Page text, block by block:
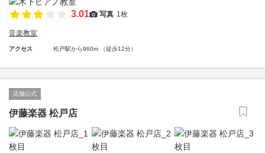
3.01 写真 1枚
音楽教室
アクセス 松戸駅から960m （徒歩12分）
店舗公式
伊藤楽器 松戸店